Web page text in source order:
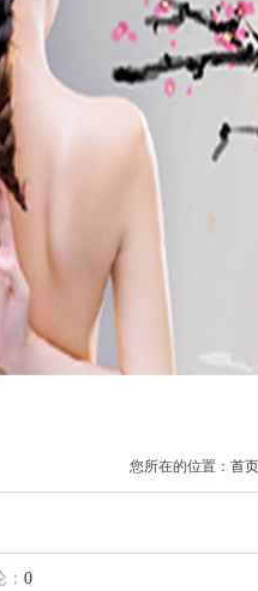
您所在的位置： 首页
0